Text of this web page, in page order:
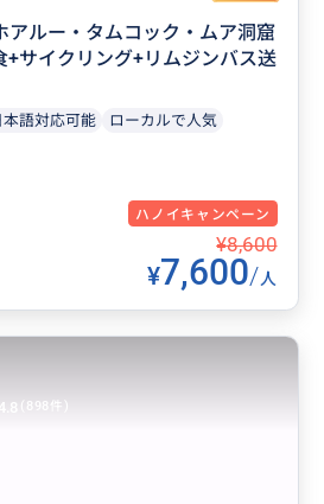
アルー・タムコック・ムア洞窟
+サイクリング+リムジンバス送
本語対応可能
ローカルで人気
ハノイキャンペーン
¥8,600
¥7,600/人
4.8 (898件)